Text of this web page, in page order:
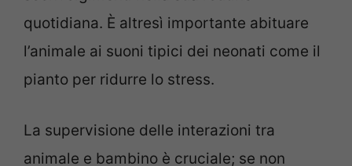
quotidiana. È altresì importante abituare
l’animale ai suoni tipici dei neonati come il
pianto per ridurre lo stress.
La supervisione delle interazioni tra
animale e bambino è cruciale; se non